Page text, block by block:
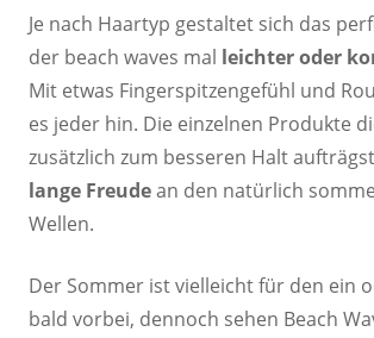
Je nach Haartyp gestaltet sich das
der beach waves mal leichter oder
Mit etwas Fingerspitzengefühl und
es jeder hin. Die einzelnen Produkte
zusätzlich zum besseren Halt
lange Freudean den natürlich
Wellen.
Der Sommer ist vielleicht für den ein
bald vorbei, dennoch sehen Beach